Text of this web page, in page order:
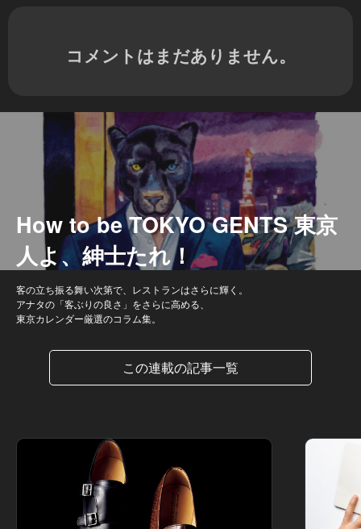
コメントはまだありません。
How to be TOKYO GENTS 東京
人よ、紳士たれ！
客の立ち振る舞い次第で、レストランはさらに輝く。
アナタの「客ぶりの良さ」をさらに高める、
東京カレンダー厳選のコラム集。
この連載の記事一覧